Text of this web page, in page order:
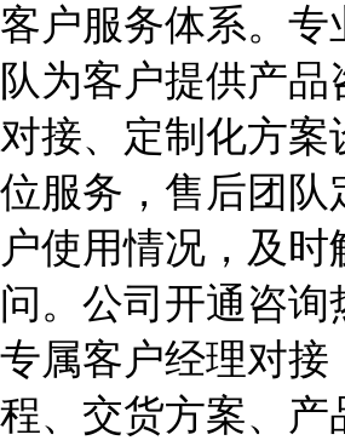
客户服务体系。专
队为客户提供产品
对接、定制化方案
位服务，售后团队
户使用情况，及时
问。公司开通咨询
专属客户经理对接
程、交货方案、产